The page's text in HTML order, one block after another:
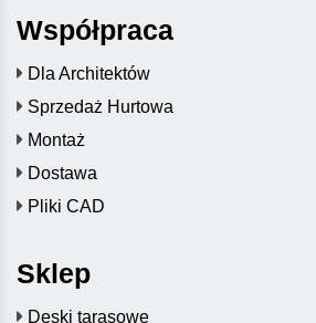
Współpraca
Dla Architektów
Sprzedaż Hurtowa
Montaż
Dostawa
Pliki CAD
Sklep
Deski tarasowe